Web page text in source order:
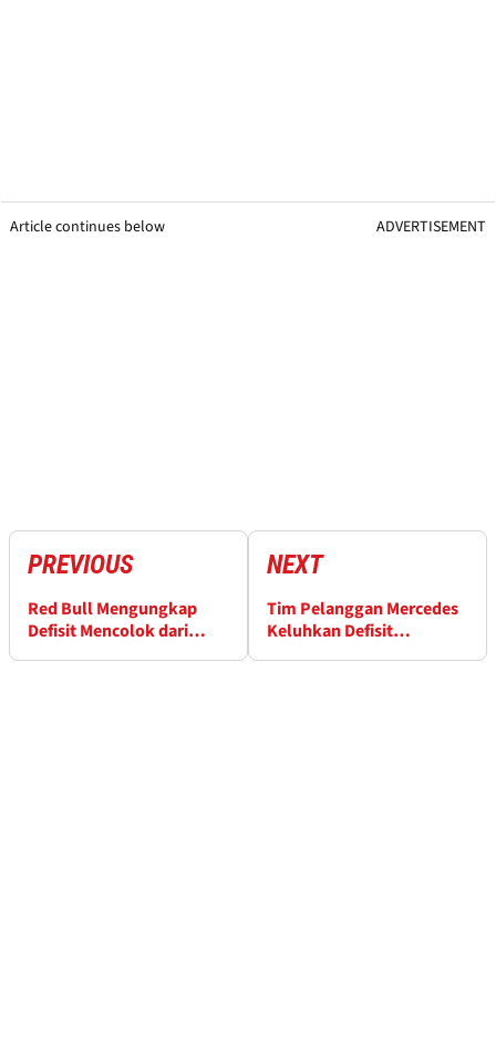
Article continues below ADVERTISEMENT
PREVIOUS
Red Bull Mengungkap
Defisit Mencolok dari
NEXT
Tim Pelanggan Mercedes
Keluhkan Defisit